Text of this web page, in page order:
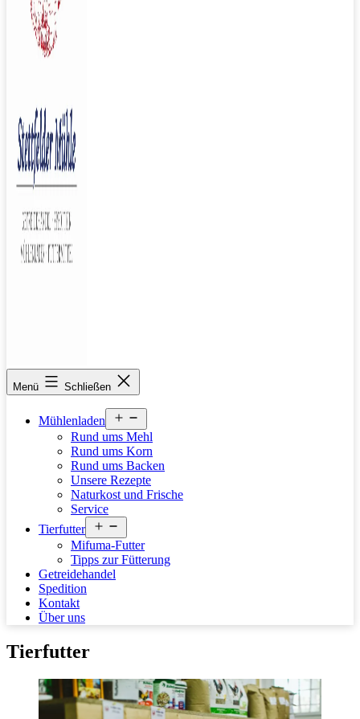
stettfelder-
muehle.de
Menü Schließen
Mühlenladen
öffnen
Rund ums Mehl
Rund ums Korn
Rund ums Backen
Unsere Rezepte
Naturkost und Frische
Service
Tierfutter
öffnen
Mifuma-Futter
Tipps zur Fütterung
Getreidehandel
Spedition
Kontakt
Über uns
Tierfutter